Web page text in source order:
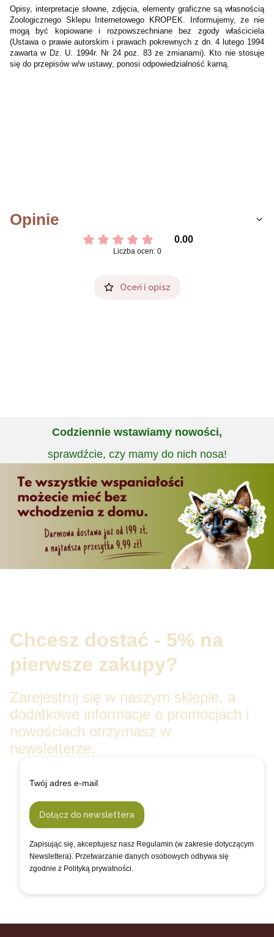
Opisy, interpretacje słowne, zdjęcia, elementy graficzne są własnością
Zoologicznego Sklepu Internetowego KROPEK. Informujemy, że nie
mogą być kopiowane i rozpowszechniane bez zgody właściciela
(Ustawa o prawie autorskim i prawach pokrewnych z dn. 4 lutego 1994
zawarta w Dz. U. 1994r. Nr 24 poz. 83 ze zmianami). Kto nie stosuje
się do przepisów w/w ustawy, ponosi odpowiedzialność karną.
Opinie
0.00
Liczba ocen: 0
Oceń i opisz
Codziennie wstawiamy nowości,
sprawdźcie, czy mamy do nich nosa!
Chcesz dostać - 5% na
pierwsze zakupy?
Zarejestruj się w naszym sklepie, a
dodatkowe informacje o promocjach i
nowościach otrzymasz w
newsletterze.
Twój adres e-mail
Dołącz do newslettera
Zapisując się, akceptujesz nasz Regulamin (w zakresie dotyczącym
Newslettera). Przetwarzanie danych osobowych odbywa się
zgodnie z Polityką prywatności.